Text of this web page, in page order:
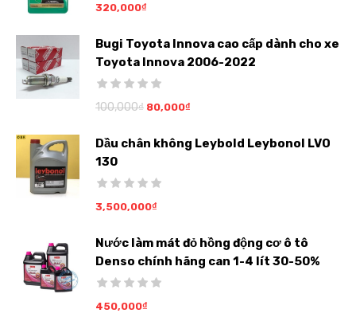
320,000₫
Bugi Toyota Innova cao cấp dành cho xe
Toyota Innova 2006-2022
100,000₫ 80,000₫
Dầu chân không Leybold Leybonol LVO
130
3,500,000₫
Nước làm mát đỏ hồng động cơ ô tô
Denso chính hãng can 1-4 lít 30-50%
450,000₫